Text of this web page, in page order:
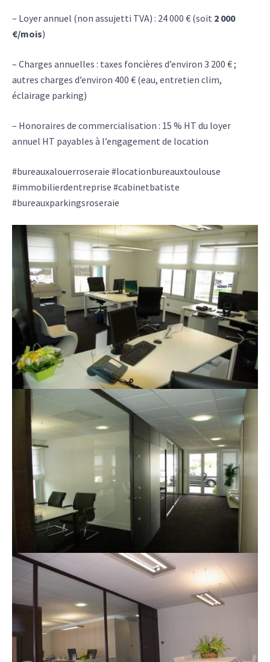
– Loyer annuel (non assujetti TVA) : 24 000 € (soit 2 000
€/mois)
– Charges annuelles : taxes foncières d’environ 3 200 € ;
autres charges d’environ 400 € (eau, entretien clim,
éclairage parking)
– Honoraires de commercialisation : 15 % HT du loyer
annuel HT payables à l’engagement de location
#bureauxalouerroseraie #locationbureauxtoulouse
#immobilierdentreprise #cabinetbatiste
#bureauxparkingsroseraie